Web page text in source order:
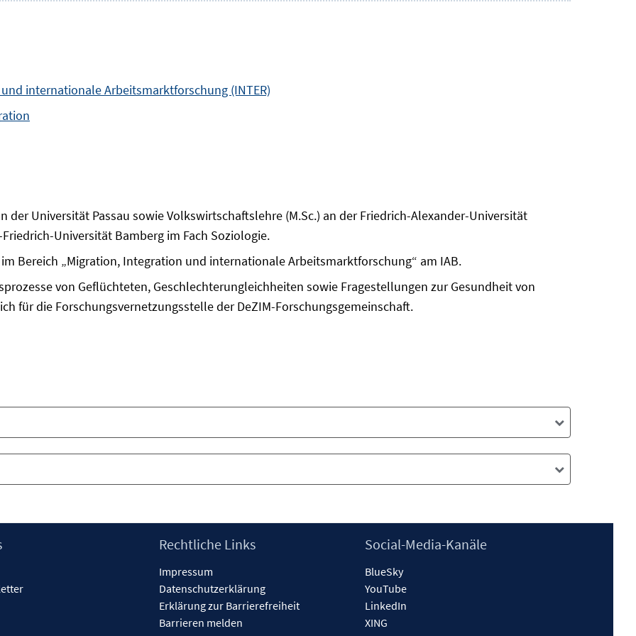
internationale Arbeitsmarktforschung (INTER)
der Universität Passau sowie Volkswirtschaftslehre (M.Sc.) an der Friedrich-Alexander-Universität
Universität Bamberg im Fach Soziologie.
Bereich „Migration, Integration und internationale Arbeitsmarktforschung“ am IAB.
von Geflüchteten, Geschlechterungleichheiten sowie Fragestellungen zur Gesundheit von
für die Forschungsvernetzungsstelle der DeZIM-Forschungsgemeinschaft.
Rechtliche Links
Impressum
Datenschutzerklärung
Erklärung zur Barrierefreiheit
Barrieren melden
Social-Media-Kanäle
BlueSky
YouTube
LinkedIn
XING